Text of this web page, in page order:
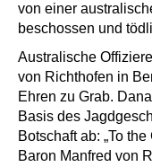
von einer
beschossen und
Australische
von Richthofen in
Ehren zu Grab.
Basis des
Botschaft ab: „To
Baron Manfred von